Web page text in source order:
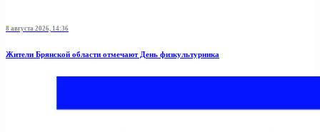
8 августа 2026, 14:36
Жители Брянской области отмечают День физкультурника